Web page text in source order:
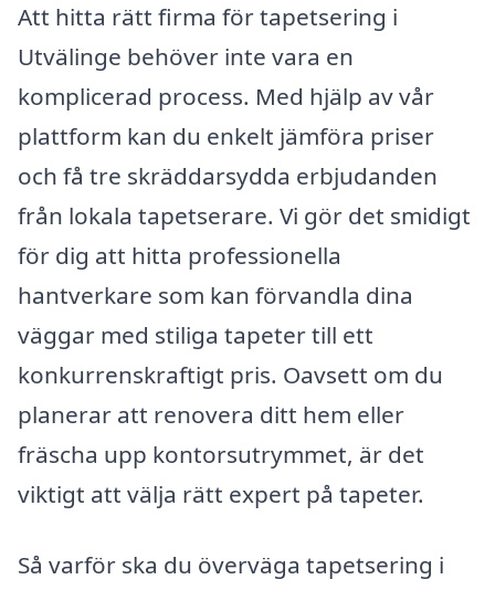
Att hitta rätt firma för tapetsering i
Utvälinge behöver inte vara en
komplicerad process. Med hjälp av vår
plattform kan du enkelt jämföra priser
och få tre skräddarsydda erbjudanden
från lokala tapetserare. Vi gör det smidigt
för dig att hitta professionella
hantverkare som kan förvandla dina
väggar med stiliga tapeter till ett
konkurrenskraftigt pris. Oavsett om du
planerar att renovera ditt hem eller
fräscha upp kontorsutrymmet, är det
viktigt att välja rätt expert på tapeter.
Så varför ska du överväga tapetsering i